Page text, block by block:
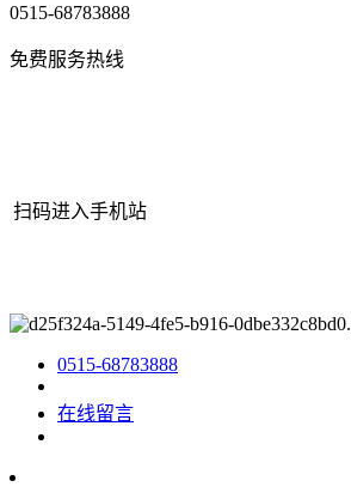
0515-68783888
免费服务热线
扫码进入手机站
0515-68783888
在线留言